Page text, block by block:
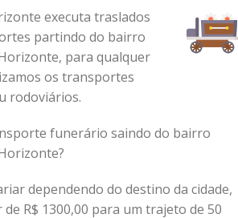
executa traslados
partindo do bairro
para qualquer
os transportes
rodoviários.
funerário saindo do bairro
dependendo do destino da cidade,
R$ 1300,00 para um trajeto de 50